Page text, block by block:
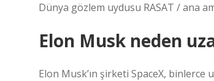
Dünya gözlem uydusu RASAT / ana
Elon Musk neden
Elon Musk’ın şirketi SpaceX,